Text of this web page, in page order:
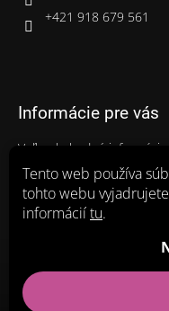
Tento web používa
tohto webu
informáciítu.
+421 918 679 561
Informácie pre vás
Veľkoobchodné informácie
Gastro balenia
Ako nakupovať
Obchodné podmienky
Zásady ochrany